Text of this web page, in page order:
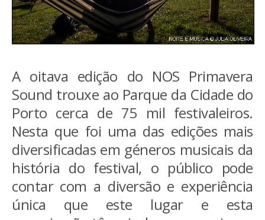
A oitava edição do NOS Primavera
Sound trouxe ao Parque da Cidade do
Porto cerca de 75 mil festivaleiros.
Nesta que foi uma das edições mais
diversificadas em géneros musicais da
história do festival, o público pode
contar com a diversão e experiência
única que este lugar e esta